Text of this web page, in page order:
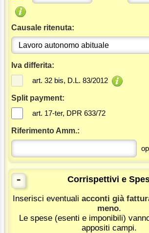
Causale ritenuta:
Iva differita:
art. 32 bis, D.L. 83/2012
Split payment:
art. 17-ter, DPR 633/72
Riferimento Amm.:
- Corrispettivi e
Inserisci eventuali acconti già
meno.
Le spese (esenti e imponibili)
appositi campi.